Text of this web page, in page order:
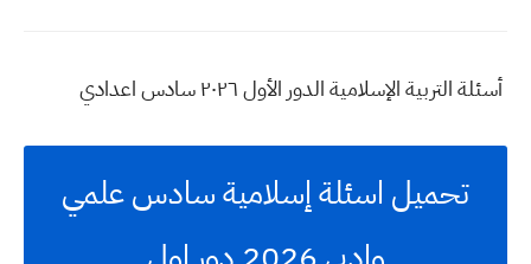
أسئلة التربية الإسلامية الدور الأول ٢٠٢٦ سادس اعدادي
تحميل اسئلة إسلامية سادس علمي